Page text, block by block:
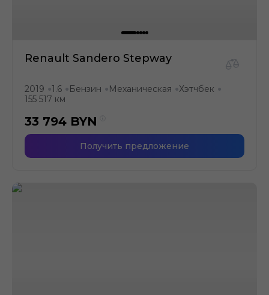
Renault Sandero Stepway
2019 ●1.6 ● Бензин ● Механическая ●Хэтчбек ●
155 517 км
33 794 BYN
Получить предложение